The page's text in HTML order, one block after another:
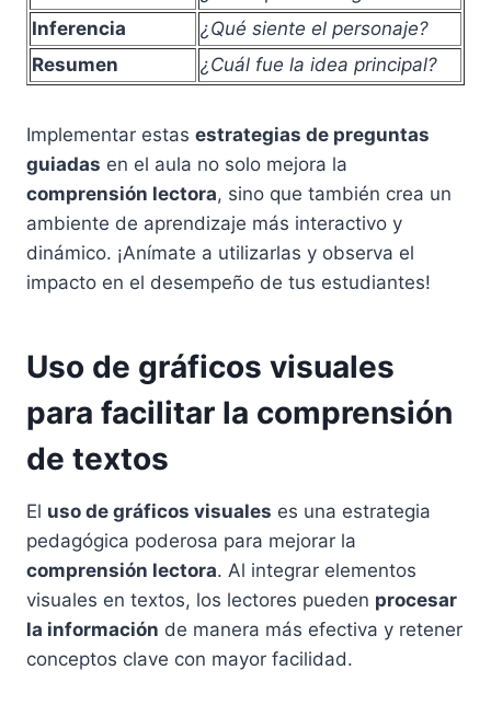
Inferencia
¿Qué siente el personaje?
Resumen
¿Cuál fue la idea principal?
Implementar estas estrategias de preguntas
guiadas en el aula no solo mejora la
comprensión lectora, sino que también crea un
ambiente de aprendizaje más interactivo y
dinámico. ¡Anímate a utilizarlas y observa el
impacto en el desempeño de tus estudiantes!
Uso de gráficos visuales
para facilitar la comprensión
de textos
El uso de gráficos visuales es una estrategia
pedagógica poderosa para mejorar la
comprensión lectora. Al integrar elementos
visuales en textos, los lectores pueden procesar
la información de manera más efectiva y retener
conceptos clave con mayor facilidad.